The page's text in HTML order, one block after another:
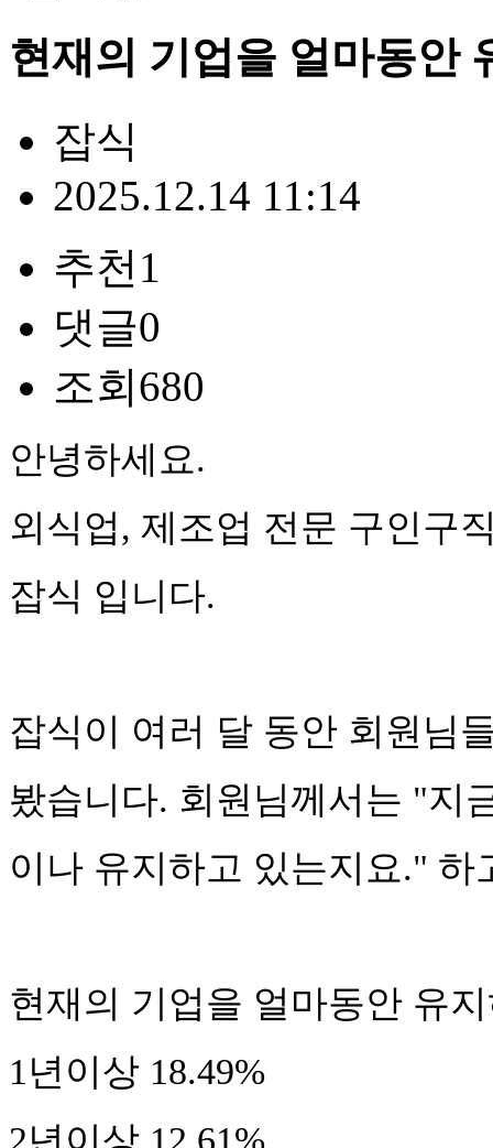
현재의 기업을 얼마동안
잡식
2025.12.14 11:14
추천 1
댓글0
조회680
안녕하세요.
외식업, 제조업 전문 구인구
잡식 입니다.
잡식이 여러 달 동안 회원님
봤습니다. 회원님께서는 "지
이나 유지하고 있는지요." 하
현재의 기업을 얼마동안 유
1년이상 18.49%
2년이상 12.61%